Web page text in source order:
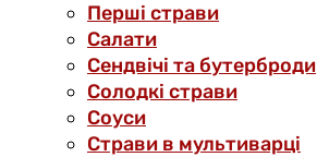
Перші страви
Салати
Сендвічі та бутерброди
Солодкі страви
Соуси
Страви в мультиварці